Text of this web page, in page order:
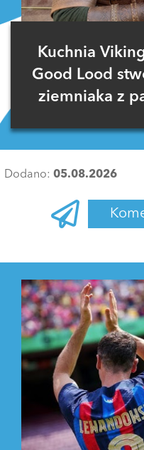
Kuchnia
Good Lood
ziemniaka z
Dodano: 05.08.2026